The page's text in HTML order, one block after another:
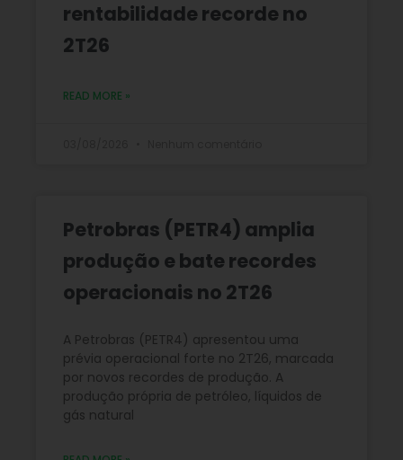
rentabilidade recorde no
2T26
READ MORE »
Petrobras (PETR4) amplia
produção e bate recordes
operacionais no 2T26
A Petrobras (PETR4) apresentou uma
prévia operacional forte no 2T26, marcada
por novos recordes de produção. A
produção própria de petróleo, líquidos de
gás natural